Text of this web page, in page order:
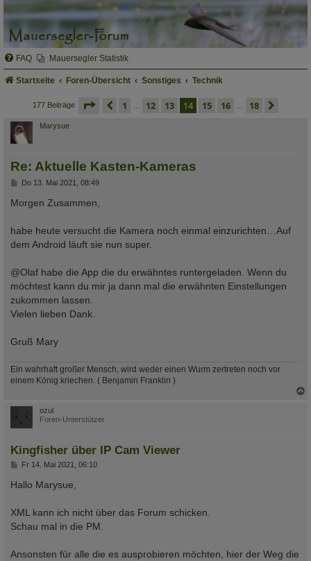
FAQ Mauersegler Statistik
Startseite Foren-Übersicht Sonstiges Technik
177 Beiträge seite 14 von 18
vorherige
1 12 13 14 15 16 18
Marysue
Re: Aktuelle Kasten-Kameras
B
t
a
g
Do 13. Mai 2021, 08:49
Morgen Zusammen,
habe heute versucht die Kamera noch einmal einzurichten…Auf
dem Android läuft sie nun super.
@Olaf habe die App die du erwähntes runtergeladen. Wenn du
möchtest kann du mir ja dann mal die erwähnten Einstellungen
zukommen lassen.
Vielen lieben Dank.
Gruß Mary
Ein wahrhaft großer Mensch, wird weder einen Wurm zertreten noch vor
einem König kriechen. ( Benjamin Franklin )
ozul
Foren-Unterstützer
Kingfisher über IP Cam Viewer
B
i
t
a
g
Fr 14. Mai 2021, 06:10
Hallo Marysue,
XML kann ich nicht über das Forum schicken.
Schau mal in die PM.
Ansonsten für alle die es ausprobieren möchten, hier der Weg die